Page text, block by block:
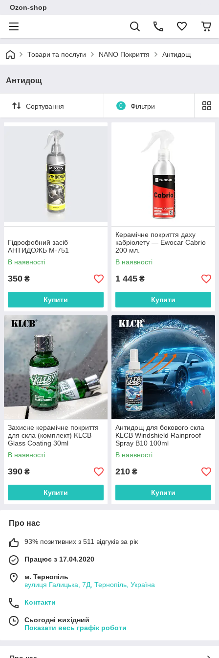
Ozon-shop
Товари та послуги NANO Покриття Антидощ
Антидощ
Сортування 0 Фільтри
Гідрофобний засіб
АНТИДОЖЬ M-751
В наявності
350 ₴
Купити
Керамічне покриття даху
кабріолету — Ewocar Cabrio
200 мл.
В наявності
1 445 ₴
Купити
Захисне керамічне покриття
для скла (комплект) KLCB
Glass Coating 30ml
В наявності
390 ₴
Купити
Антидощ для бокового скла
KLCB Windshield Rainproof
Spray B10 100ml
В наявності
210 ₴
Купити
Про нас
93% позитивних з 511 відгуків за рік
Працює з 17.04.2020
м. Тернопіль
вулиця Галицька, 7Д, Тернопіль, Україна
Контакти
Сьогодні вихідний
Показати весь графік роботи